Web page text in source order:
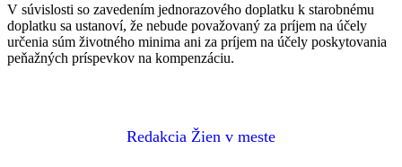
V súvislosti so zavedením jednorazového doplatku k starobnému
doplatku sa ustanoví, že nebude považovaný za príjem na účely
určenia súm životného minima ani za príjem na účely poskytovania
peňažných príspevkov na kompenzáciu.
Redakcia Žien v meste